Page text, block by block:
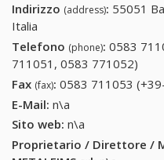
Indirizzo (address): 55051
Italia
Telefono (phone): 0583
711051, 0583 771052)
Fax (fax): 0583 711053
E-Mail: n\a
Sito web: n\a
Proprietario / Direttore /